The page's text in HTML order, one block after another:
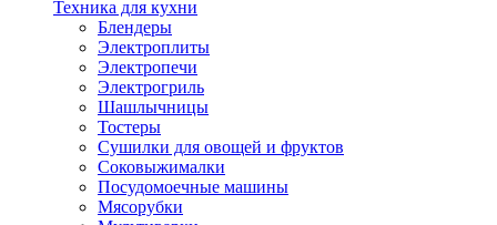
Техника для кухни
Блендеры
Электроплиты
Электропечи
Электрогриль
Шашлычницы
Тостеры
Сушилки для овощей и фруктов
Соковыжималки
Посудомоечные машины
Мясорубки